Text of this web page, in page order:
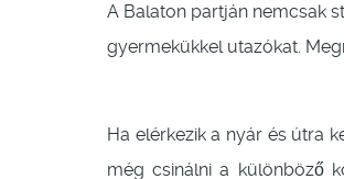
A Balaton partján nemcsak
gyermekükkel utazókat.
Ha elérkezik a nyár és útra
még csinálni a különböző